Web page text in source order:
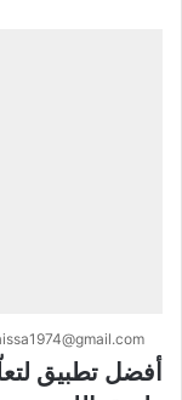
أفضل تطبيق